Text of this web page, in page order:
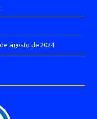
agosto de 2024